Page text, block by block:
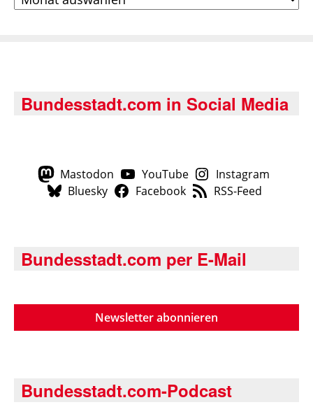
Bundesstadt.com in Social Media
Mastodon YouTube
Instagram
Bluesky
Facebook RSS-Feed
Bundesstadt.com per E-Mail
Newsletter abonnieren
Bundesstadt.com-Podcast